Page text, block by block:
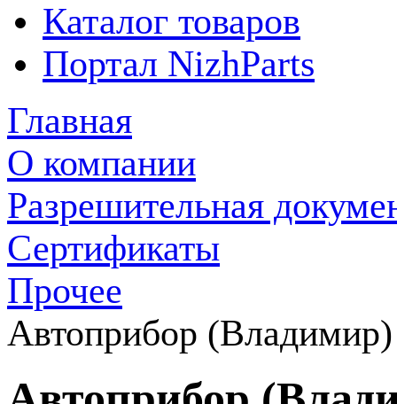
Каталог товаров
Портал NizhParts
Главная
О компании
Разрешительная
Сертификаты
Прочее
Автоприбор (Владимир)